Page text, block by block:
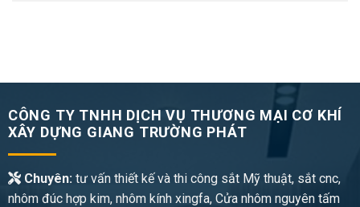
CÔNG TY TNHH DỊCH VỤ THƯƠNG MẠI CƠ KHÍ
XÂY DỰNG GIANG TRƯỜNG PHÁT
Chuyên:tư vấn thiết kế và thi công sắt Mỹ thuật, sắt cnc,
nhôm đúc hợp kim, nhôm kính xingfa, Cửa nhôm nguyên tấm